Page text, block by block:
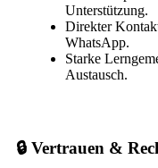
Unterstützung.
Direkter
WhatsApp.
Starke
Austausch.
🔒 Vertrauen &